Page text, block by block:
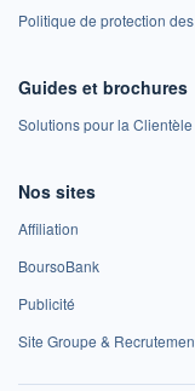
Politique de protection
Guides et brochures
Solutions pour la
Nos sites
Affiliation
BoursoBank
Publicité
Site Groupe &